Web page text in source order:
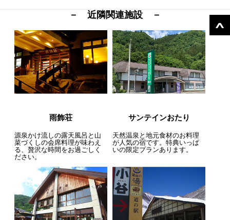
－ 近隣関連施設 －
雨飾荘
源泉かけ流しの露天風呂と山
菜づくしの会席料理が味わえ
る、贅沢な時間をお過ごしく
ださい。
サンテインおたり
天然温泉と地元食材のお料理
が人気の宿です。特典いっぱ
いの限定プランあります。